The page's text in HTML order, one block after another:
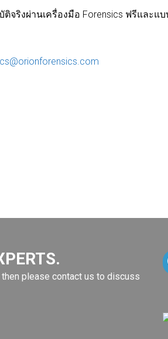
จริงผ่านเครื่องมือ Forensics ฟรีและแบ
please contact us to discuss